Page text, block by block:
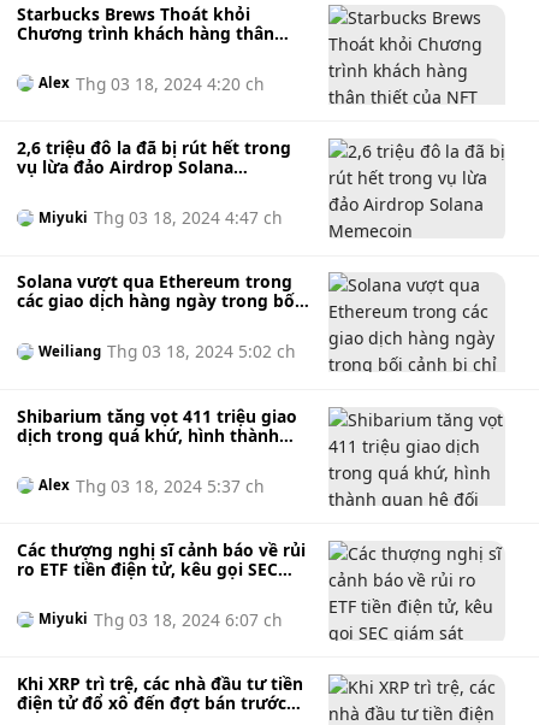
Starbucks Brews Thoát khỏi
Chương trình khách hàng thân
Alex Thg 03 18, 2024 4:20 ch
2,6 triệu đô la đã bị rút hết trong
vụ lừa đảo Airdrop Solana
Miyuki Thg 03 18, 2024 4:47 ch
Solana vượt qua Ethereum trong
các giao dịch hàng ngày trong bối
Weiliang Thg 03 18, 2024 5:02 ch
Shibarium tăng vọt 411 triệu giao
dịch trong quá khứ, hình thành
trọngAlex Thg 03 18, 2024 5:37 ch
Các thượng nghị sĩ cảnh báo về rủi
ro ETF tiền điện tử, kêu gọi SEC
Miyuki Thg 03 18, 2024 6:07 ch
Khi XRP trì trệ, các nhà đầu tư tiền
điện tử đổ xô đến đợt bán trước